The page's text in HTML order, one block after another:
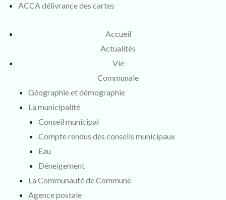
ACCA délivrance des cartes
Accueil
Actualités
Vie
Communale
Géographie et démographie
La municipalité
Conseil municipal
Compte rendus des conseils municipaux
Eau
Déneigement
La Communauté de Commune
Agence postale